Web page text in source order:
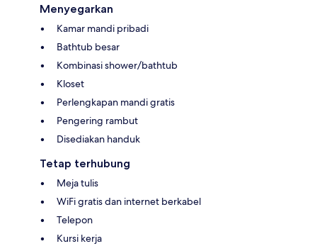
Menyegarkan
Kamar mandi pribadi
Bathtub besar
Kombinasi shower/bathtub
Kloset
Perlengkapan mandi gratis
Pengering rambut
Disediakan handuk
Tetap terhubung
Meja tulis
WiFi gratis dan internet berkabel
Telepon
Kursi kerja